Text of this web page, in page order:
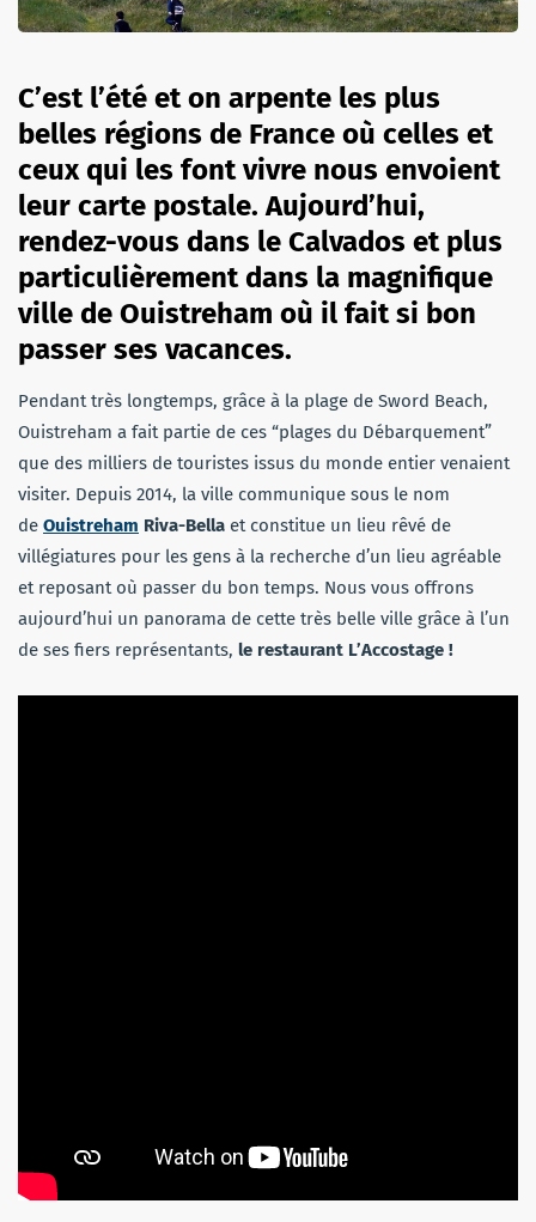
C’est l’été et on arpente les plus
belles régions de France où celles et
ceux qui les font vivre nous envoient
leur carte postale. Aujourd’hui,
rendez-vous dans le Calvados et plus
particulièrement dans la magnifique
ville de Ouistreham où il fait si bon
passer ses vacances.
Pendant très longtemps, grâce à la plage de Sword Beach,
Ouistreham a fait partie de ces “plages du Débarquement”
que des milliers de touristes issus du monde entier venaient
visiter. Depuis 2014, la ville communique sous le nom
de Ouistreham Riva-Bella et constitue un lieu rêvé de
villégiatures pour les gens à la recherche d’un lieu agréable
et reposant où passer du bon temps. Nous vous offrons
aujourd’hui un panorama de cette très belle ville grâce à l’un
de ses fiers représentants, le restaurant L’Accostage !